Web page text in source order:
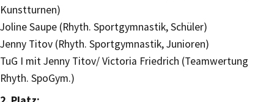
Kunstturnen)
Joline Saupe (Rhyth. Sportgymnastik, Schüler)
Jenny Titov (Rhyth. Sportgymnastik, Junioren)
TuG I mit Jenny Titov/ Victoria Friedrich (Teamwertung
Rhyth. SpoGym.)